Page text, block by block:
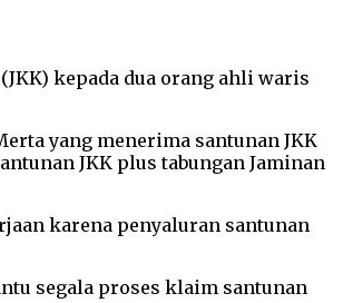
kepada dua orang ahli waris
yang menerima santunan JKK
JKK plus tabungan Jaminan
karena penyaluran santunan
segala proses klaim santunan